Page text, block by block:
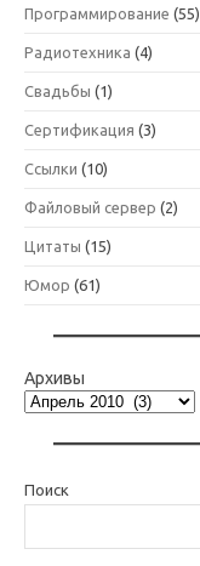
Программирование (55)
Радиотехника (4)
Свадьбы (1)
Сертификация (3)
Ссылки (10)
Файловый сервер (2)
Цитаты (15)
Юмор (61)
Архивы
Поиск